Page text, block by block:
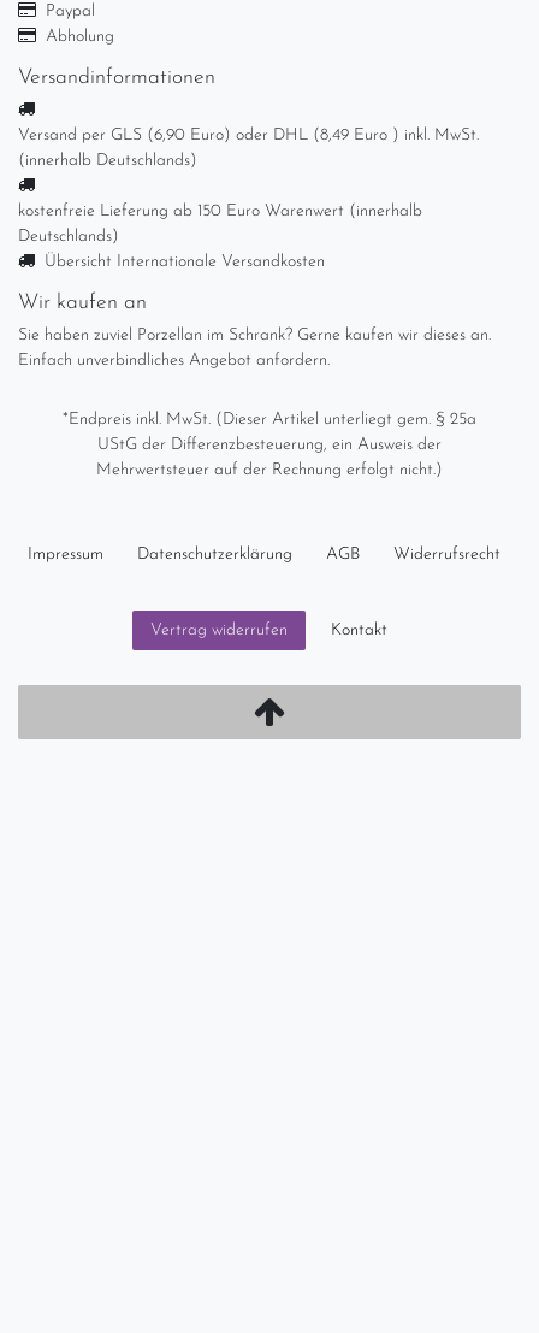
Paypal
Abholung
Versandinformationen
Versand per GLS (6,90 Euro) oder DHL (8,49 Euro ) inkl. MwSt.
(innerhalb Deutschlands)
kostenfreie Lieferung ab 150 Euro Warenwert (innerhalb
Deutschlands)
Übersicht Internationale Versandkosten
Wir kaufen an
Sie haben zuviel Porzellan im Schrank? Gerne kaufen wir dieses an.
Einfach unverbindliches Angebot anfordern.
*Endpreis inkl. MwSt. (Dieser Artikel unterliegt gem. § 25a
UStG der Differenzbesteuerung, ein Ausweis der
Mehrwertsteuer auf der Rechnung erfolgt nicht.)
Impressum Daten­schutz­erklärung AGB Widerrufs­recht
Vertrag widerrufen Kontakt